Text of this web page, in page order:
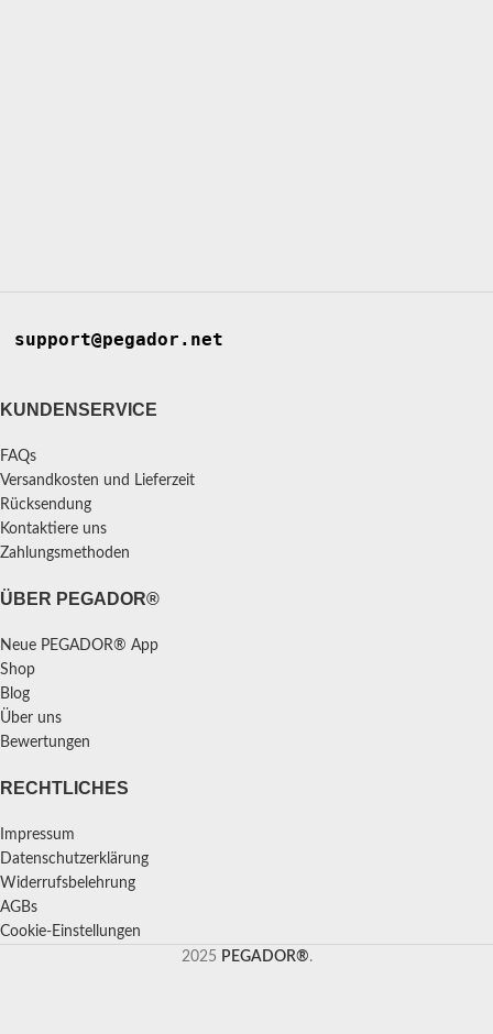
support@pegador.net
KUNDENSERVICE
FAQs
Versandkosten und Lieferzeit
Rücksendung
Kontaktiere uns
Zahlungsmethoden
ÜBER PEGADOR®
Neue PEGADOR® App
Shop
Blog
Über uns
Bewertungen
RECHTLICHES
Impressum
Datenschutzerklärung
Widerrufsbelehrung
AGBs
Cookie-Einstellungen
2025 PEGADOR®.